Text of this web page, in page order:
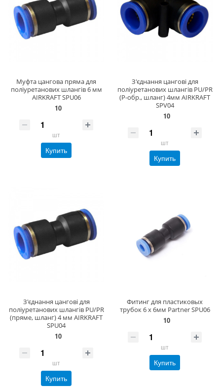
Муфта цангова пряма для
поліуретанових шлангів 6 мм
AIRKRAFT SPU06
10
шт
Купить
З'єднання цангові для
поліуретанових шлангів PU/PR
(Р-обр., шланг) 4мм AIRKRAFT
SPV04
10
шт
Купить
З'єднання цангові для
поліуретанових шлангів PU/PR
(пряме, шланг) 4 мм AIRKRAFT
SPU04
10
шт
Купить
Фитинг для пластиковых
трубок 6 x 6мм Partner SPU06
10
шт
Купить